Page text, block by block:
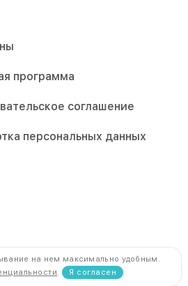
программа
соглашение
персональных данных
и продвижение DDSI
на нем максимально удобным.
. Я согласен